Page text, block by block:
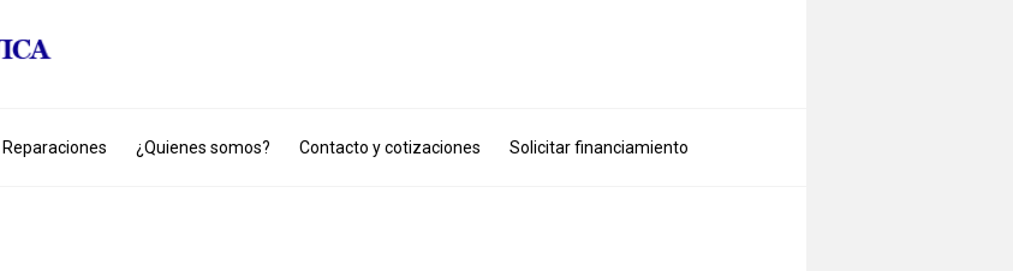
Reparaciones ¿Quienes somos? Contacto y cotizaciones Solicitar financiamiento